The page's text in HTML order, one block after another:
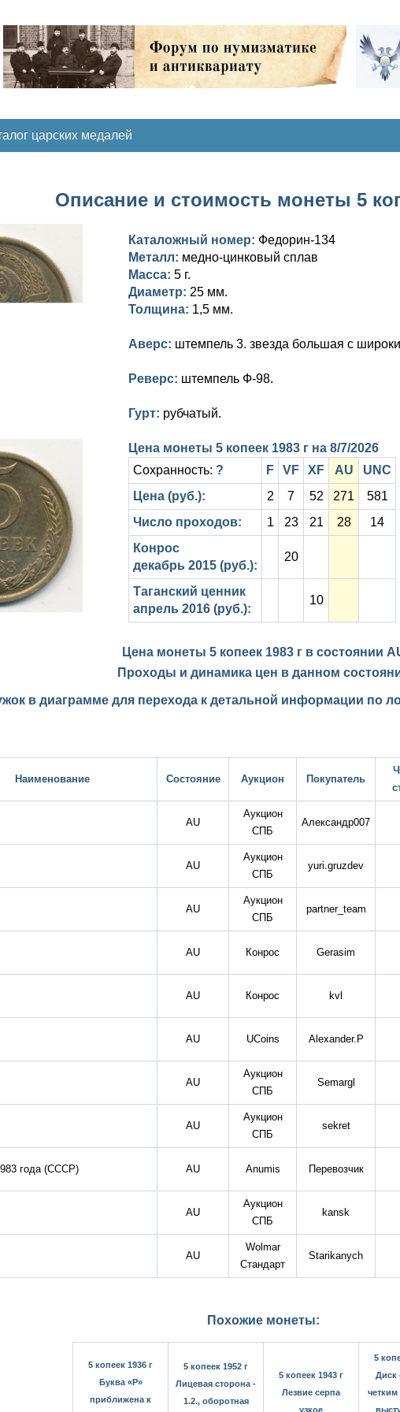
царских медалей
Описание и стоимость монеты 5
Каталожный номер: Федорин-134
Металл: медно-цинковый сплав
Масса: 5 г.
Диаметр: 25 мм.
Толщина: 1,5 мм.
Аверс: штемпель 3. звезда большая с
Реверс: штемпель Ф-98.
Гурт: рубчатый.
Цена монеты 5 копеек 1983 г на 8/7/2026
Сохранность: ? F VF XF AU
UNC
Цена (руб.):
2 7 52 271
581
Число проходов:
1 23 21 28
14
Конрос
декабрь 2015 (руб.):
20
Таганский ценник
апрель 2016 (руб.):
10
Цена монеты 5 копеек 1983 г в состоянии
Проходы и динамика цен в данном
в диаграмме для перехода к детальной информации по
Наименование Состояние Аукцион Покупатель
AU
Аукцион
СПБ
Александр007
AU
Аукцион
СПБ
yuri.gruzdev
AU
Аукцион
СПБ
partner_team
AU Конрос Gerasim
AU Конрос kvl
AU UCoins Alexander.P
AU
Аукцион
СПБ
Semargl
AU
Аукцион
СПБ
sekret
года (СССР) AU Anumis Перевозчик
AU
Аукцион
СПБ
kansk
AU
Wolmar
Стандарт
Starikanych
Похожие монеты:
5 копеек 1936 г
Буква «Р»
приближена к
5 копеек 1952 г
Лицевая сторона -
1.2., оборотная
5 копеек 1943 г
Лезвие серпа
узкое
5
Диск